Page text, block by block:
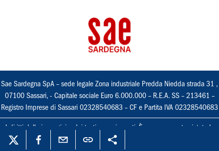
Sae Sardegna SpA – sede legale Zona industriale Predda Niedda strada 31 ,
07100 Sassari, - Capitale sociale Euro 6.000.000 – R.E.A. SS – 213461 –
Registro Imprese di Sassari 02328540683 – CF e Partita IVA 02328540683
I diritti delle immagini e dei testi sono riservati. È espressamente vietata la
loro riproduzione con qualsiasi mezzo e l'adattamento totale o parziale.